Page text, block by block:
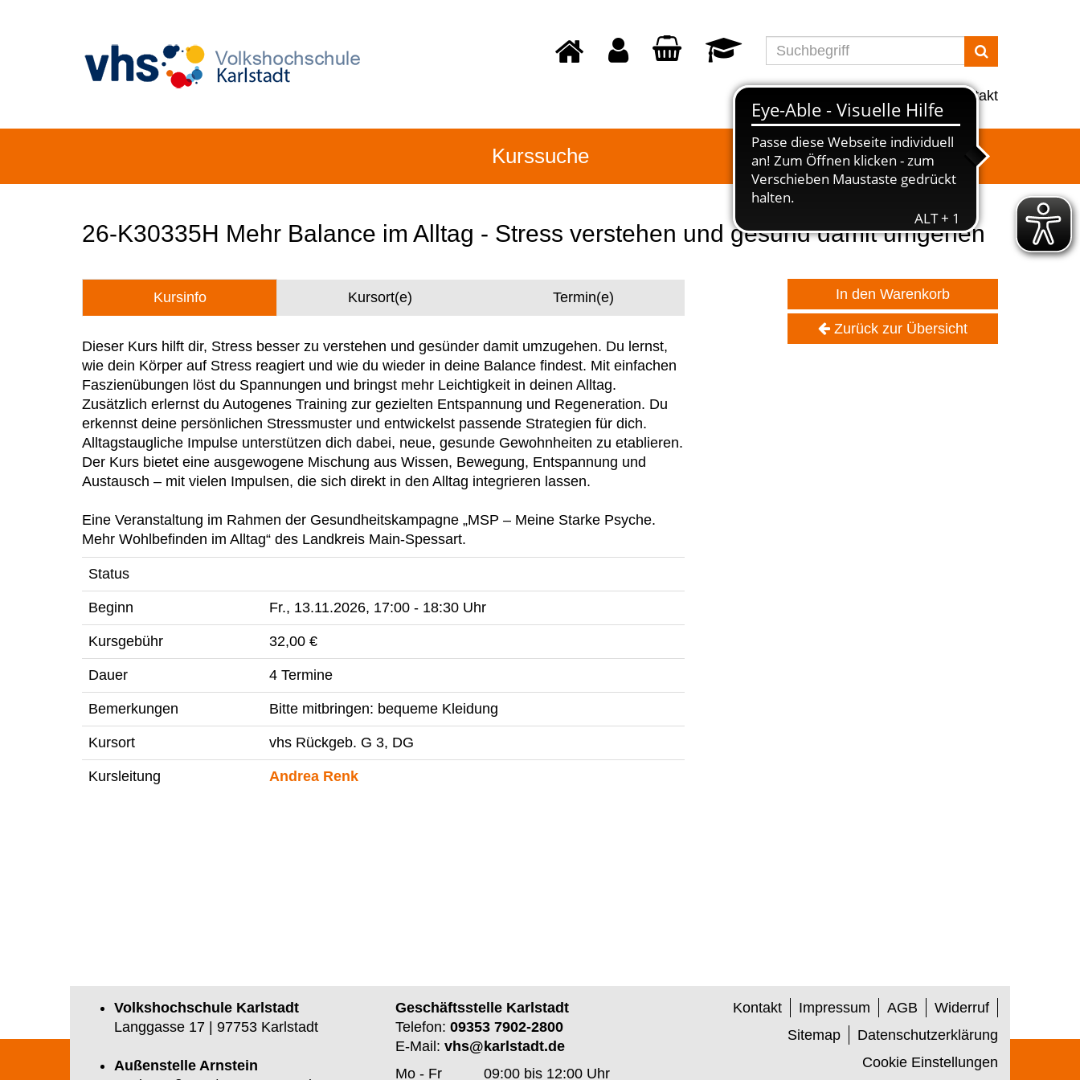
Suchen
Programm Kontakt
Kurssuche
26-K30335H Mehr Balance im Alltag - Stress verstehen und gesund damit umgehen
Kursinfo Kursort(e) Termin(e)
Dieser Kurs hilft dir, Stress besser zu verstehen und gesünder damit umzugehen. Du lernst,
wie dein Körper auf Stress reagiert und wie du wieder in deine Balance findest. Mit einfachen
Faszienübungen löst du Spannungen und bringst mehr Leichtigkeit in deinen Alltag.
Zusätzlich erlernst du Autogenes Training zur gezielten Entspannung und Regeneration. Du
erkennst deine persönlichen Stressmuster und entwickelst passende Strategien für dich.
Alltagstaugliche Impulse unterstützen dich dabei, neue, gesunde Gewohnheiten zu etablieren.
Der Kurs bietet eine ausgewogene Mischung aus Wissen, Bewegung, Entspannung und
Austausch – mit vielen Impulsen, die sich direkt in den Alltag integrieren lassen.
Eine Veranstaltung im Rahmen der Gesundheitskampagne „MSP – Meine Starke Psyche.
Mehr Wohlbefinden im Alltag“ des Landkreis Main-Spessart.
Status
Beginn Fr., 13.11.2026, 17:00 - 18:30 Uhr
Kursgebühr 32,00 €
Dauer 4 Termine
Bemerkungen Bitte mitbringen: bequeme Kleidung
Kursort vhs Rückgeb. G 3, DG
Kursleitung Andrea Renk
In den Warenkorb
Zurück zur Übersicht
Volkshochschule Karlstadt
Langgasse 17 | 97753 Karlstadt
Außenstelle Arnstein
Geschäftsstelle Karlstadt
Telefon: 09353 7902-2800
E-Mail: vhs@karlstadt.de
Mo - Fr
09:00 bis 12:00 Uhr
Kontakt Impressum AGB
Widerruf
Sitemap
Datenschutzerklärung
Cookie Einstellungen